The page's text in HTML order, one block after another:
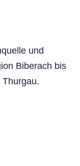
und
Biberach bis